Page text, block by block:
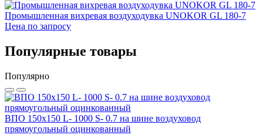
Промышленная вихревая воздуходувка UNOKOR GL 180-7
Цена по запросу
Популярные товары
Популярно
ВПО 150x150 L- 1000 S- 0.7 на шине воздуховод
прямоугольный оцинкованный